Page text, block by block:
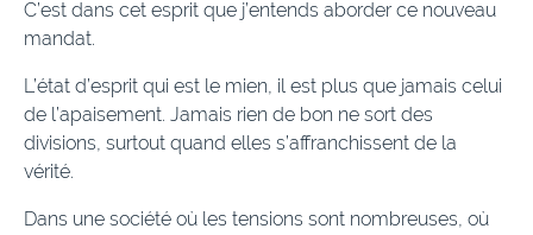
C’est dans cet esprit que j’entends aborder ce nouveau
mandat.
L’état d’esprit qui est le mien, il est plus que jamais celui
de l’apaisement. Jamais rien de bon ne sort des
divisions, surtout quand elles s’affranchissent de la
vérité.
Dans une société où les tensions sont nombreuses, où